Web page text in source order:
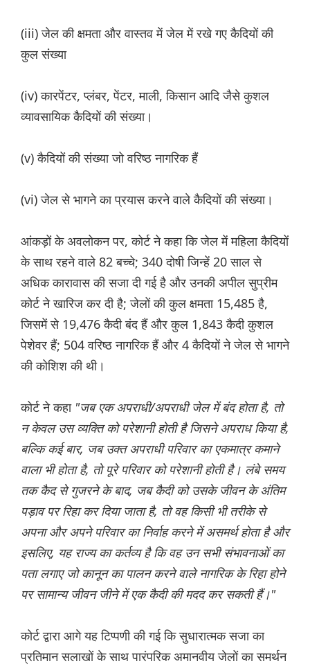
(iii) जेल की क्षमता और वास्तव में जेल में रखे गए कैदियों की
कुल संख्या
(iv) कारपेंटर, प्लंबर, पेंटर, माली, किसान आदि जैसे कुशल
व्यावसायिक कैदियों की संख्या।
(v) कैदियों की संख्या जो वरिष्ठ नागरिक हैं
(vi) जेल से भागने का प्रयास करने वाले कैदियों की संख्या।
आंकड़ों के अवलोकन पर, कोर्ट ने कहा कि जेल में महिला कैदियों
के साथ रहने वाले 82 बच्चे; 340 दोषी जिन्हें 20 साल से
अधिक कारावास की सजा दी गई है और उनकी अपील सुप्रीम
कोर्ट ने खारिज कर दी है; जेलों की कुल क्षमता 15,485 है,
जिसमें से 19,476 कैदी बंद हैं और कुल 1,843 कैदी कुशल
पेशेवर हैं; 504 वरिष्ठ नागरिक हैं और 4 कैदियों ने जेल से भागने
की कोशिश की थी।
कोर्ट ने कहा "जब एक अपराधी/अपराधी जेल में बंद होता है, तो
न केवल उस व्यक्ति को परेशानी होती है जिसने अपराध किया है,
बल्कि कई बार, जब उक्त अपराधी परिवार का एकमात्र कमाने
वाला भी होता है, तो पूरे परिवार को परेशानी होती है। लंबे समय
तक कैद से गुजरने के बाद, जब कैदी को उसके जीवन के अंतिम
पड़ाव पर रिहा कर दिया जाता है, तो वह किसी भी तरीके से
अपना और अपने परिवार का निर्वाह करने में असमर्थ होता है और
इसलिए, यह राज्य का कर्तव्य है कि वह उन सभी संभावनाओं का
पता लगाए जो कानून का पालन करने वाले नागरिक के रिहा होने
पर सामान्य जीवन जीने में एक कैदी की मदद कर सकती हैं।"
कोर्ट द्वारा आगे यह टिप्पणी की गई कि सुधारात्मक सजा का
प्रतिमान सलाखों के साथ पारंपरिक अमानवीय जेलों का समर्थन